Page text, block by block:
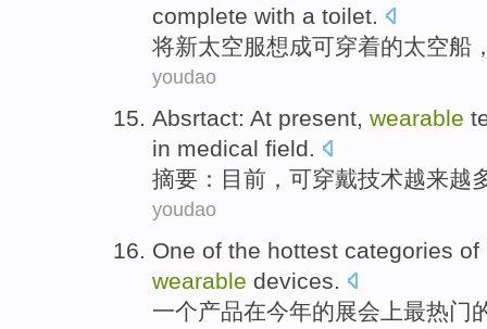
complete with a toilet.
将新太空服想成可穿着的太空船
youdao
Absrtact: At present, wearable
in medical field.
摘要 ： 目前 ， 可穿戴技术越来越
youdao
One of the hottest categories of
wearable devices.
一个产品在今年的展会 上最热门